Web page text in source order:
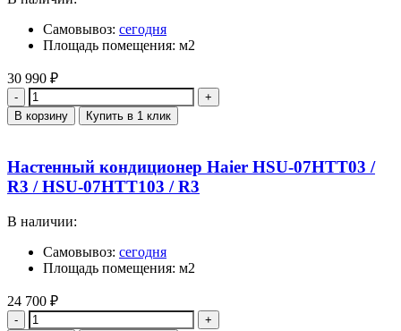
Самовывоз: сегодня
Площадь помещения: м2
30 990 ₽
Количество
В корзину Купить в 1 клик
Настенный кондиционер Haier HSU-07HTT03 /
R3 / HSU-07HTT103 / R3
В наличии:
Самовывоз: сегодня
Площадь помещения: м2
24 700 ₽
Количество